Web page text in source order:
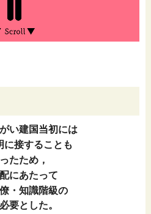
い建国当初には
に接することも
たため，
にあたって
・知識階級の
要とした。